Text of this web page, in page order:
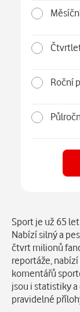
Roční
Popis
Sport je už 65
Nabízí silný a
čtvrt milionů
reportáže,
komentářů
jsou i statistiky
pravidelné